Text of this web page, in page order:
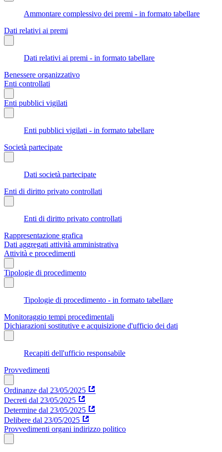
Ammontare complessivo dei premi - in formato tabellare
Dati relativi ai premi
Dati relativi ai premi - in formato tabellare
Benessere organizzativo
Enti controllati
Enti pubblici vigilati
Enti pubblici vigilati - in formato tabellare
Società partecipate
Dati società partecipate
Enti di diritto privato controllati
Enti di diritto privato controllati
Rappresentazione grafica
Dati aggregati attività amministrativa
Attività e procedimenti
Tipologie di procedimento
Tipologie di procedimento - in formato tabellare
Monitoraggio tempi procedimentali
Dichiarazioni sostitutive e acquisizione d'ufficio dei dati
Recapiti dell'ufficio responsabile
Provvedimenti
Ordinanze dal 23/05/2025
Decreti dal 23/05/2025
Determine dal 23/05/2025
Delibere dal 23/05/2025
Provvedimenti organi indirizzo politico